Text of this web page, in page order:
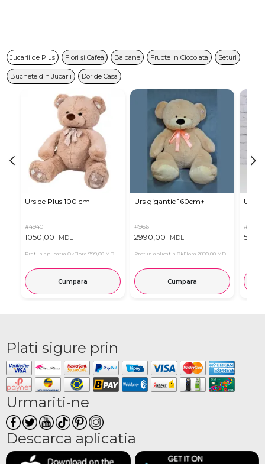
Jucarii de Plus Flori și Cafea Baloane Fructe in Ciocolata Seturi
Buchete din Jucarii Dor de Casa
Urs de Plus 100 cm
#4940
1050,00 MDL
Pret in aplicatia OkFlora 999,00 MDL
Cumpara
Urs gigantic 160cm↑
#966
2990,00 MDL
Pret in aplicatia OkFlora 2890,00 MDL
Cumpara
Urs
#11
Plati sigure prin
Urmariti-ne
Descarca aplicatia